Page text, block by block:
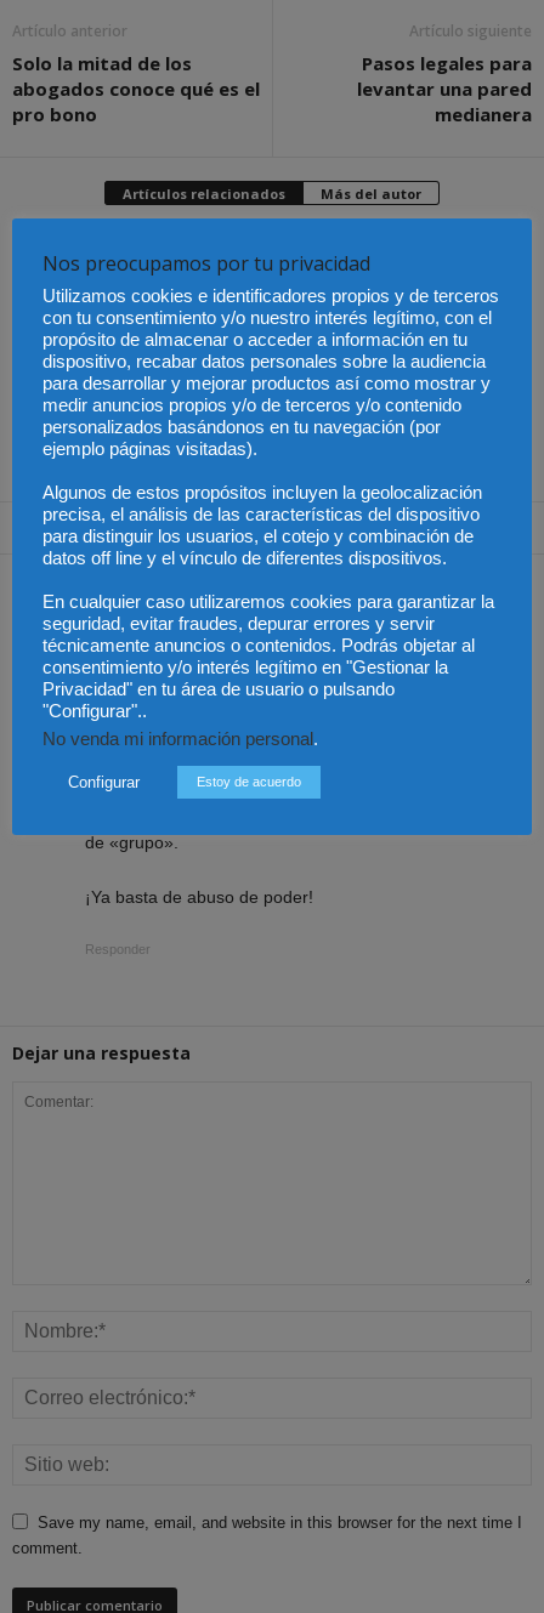
Artículo anterior
Solo la mitad de los
abogados conoce qué es el
pro bono
Artículo siguiente
Pasos legales para
levantar una pared
medianera
Artículos relacionados Más del autor
El Pleno del CGPJ
aprueba el informe al
anteproyecto de Ley de
Familias por
unanimidad
Últimas modificaciones
en la Ley de Sociedades
de Capital
Chile – Promulgación de
la Ley de Eficiencia
Energética
1 Comentario
Deberían habilitar mesas en las calles de toda España
para facilitar que la ciudadanía pueda adherirse a la
iniciativa de defender la justicia gratuita.
Si nuestros representantes no escuchan, será preciso
cambiarlos por quienes realmente representen y
defiendan el «interés general» que tanto invocan y no
de «grupo».
¡Ya basta de abuso de poder!
Responder
Dejar una respuesta
Save my name, email, and website in this browser for the next time I
comment.
Nos preocupamos por tu privacidad
Utilizamos cookies e identificadores propios y de terceros
con tu consentimiento y/o nuestro interés legítimo, con el
propósito de almacenar o acceder a información en tu
dispositivo, recabar datos personales sobre la audiencia
para desarrollar y mejorar productos así como mostrar y
medir anuncios propios y/o de terceros y/o contenido
personalizados basándonos en tu navegación (por
ejemplo páginas visitadas).
Algunos de estos propósitos incluyen la geolocalización
precisa, el análisis de las características del dispositivo
para distinguir los usuarios, el cotejo y combinación de
datos off line y el vínculo de diferentes dispositivos.
En cualquier caso utilizaremos cookies para garantizar la
seguridad, evitar fraudes, depurar errores y servir
técnicamente anuncios o contenidos. Podrás objetar al
consentimiento y/o interés legítimo en "Gestionar la
Privacidad" en tu área de usuario o pulsando
"Configurar"..
No venda mi información personal.
Configurar Estoy de acuerdo